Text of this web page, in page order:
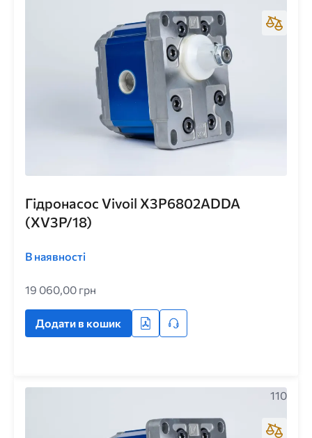
Гідронасос Vivoil X3P6802ADDA
(XV3P/18)
В наявності
19 060,00 грн
Додати в кошик
110